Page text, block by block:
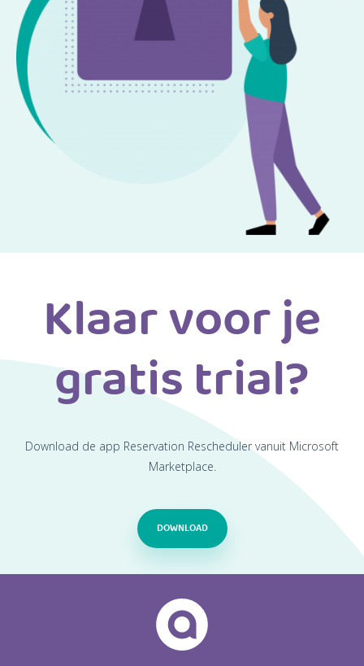
Klaar voor je
gratis trial?
Download de app Reservation Rescheduler vanuit Microsoft
Marketplace.
DOWNLOAD